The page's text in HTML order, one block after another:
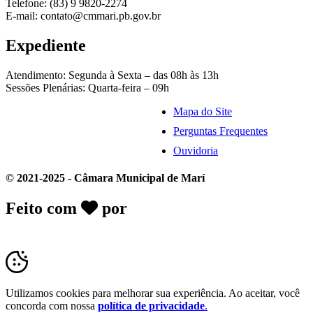
Telefone: (83) 9 9820-2274
E-mail: contato@cmmari.pb.gov.br
Expediente
Atendimento: Segunda à Sexta – das 08h às 13h
Sessões Plenárias: Quarta-feira – 09h
Mapa do Site
Perguntas Frequentes
Ouvidoria
© 2021-2025 - Câmara Municipal de Marí
Feito com por
Utilizamos cookies para melhorar sua experiência. Ao aceitar, você
concorda com nossa política de privacidade.